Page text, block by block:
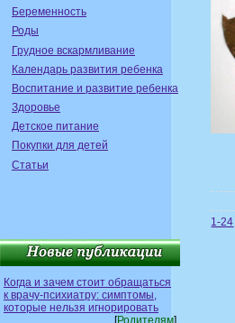
Беременность
Роды
Грудное вскармливание
Календарь развития ребенка
Воспитание и развитие ребенка
Здоровье
Детское питание
Покупки для детей
Статьи
Когда и зачем стоит обращаться
к врачу-психиатру: симптомы,
которые нельзя игнорировать
[Родителям]
1-24